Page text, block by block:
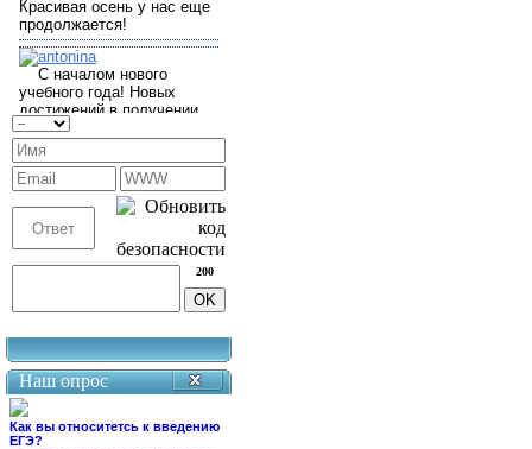
200
Наш опрос
Как вы относитетсь к введению
ЕГЭ?